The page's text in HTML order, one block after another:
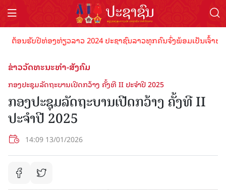
ຮັບປີທ່ອງທ່ຽວລາວ 2024 ປະຊາຊົນລາວທຸກຄົນຈົ່ງພ້ອມເປັນເຈົ້າພາບ
ຂ່າວວັດທະນະທຳ-ສັງຄົມ
ກອງປະຊຸມລັດຖະບານເປີດກວ້າງ ຄັ້ງທີ II ປະຈຳປີ 2025
ກອງປະຊຸມລັດຖະບານເປີດກວ້າງ ຄັ້ງທີ II
ປະຈຳປີ 2025
14:09 13/01/2026